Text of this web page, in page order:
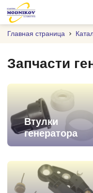
Главная страница
Запчасти
Втулки
генератора